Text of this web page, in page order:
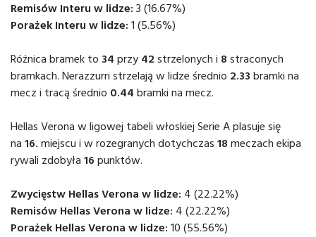
Remisów Interu w lidze: 3 (16.67%)
Porażek Interu w lidze: 1 (5.56%)
Różnica bramek to 34 przy 42 strzelonych i 8 straconych
bramkach. Nerazzurri strzelają w lidze średnio 2.33 bramki na
mecz i tracą średnio 0.44 bramki na mecz.
Hellas Verona w ligowej tabeli włoskiej Serie A plasuje się
na 16. miejscu i w rozegranych dotychczas 18 meczach ekipa
rywali zdobyła 16 punktów.
Zwycięstw Hellas Verona w lidze: 4 (22.22%)
Remisów Hellas Verona w lidze: 4 (22.22%)
Porażek Hellas Verona w lidze: 10 (55.56%)